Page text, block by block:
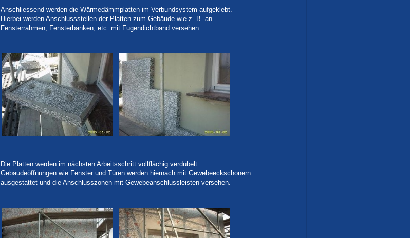
Anschliessend werden die Wärmedämmplatten im Verbundsystem aufgeklebt.
Hierbei werden Anschlussstellen der Platten zum Gebäude wie z. B. an
Fensterrahmen, Fensterbänken, etc. mit Fugendichtband versehen.
Die Platten werden im nächsten Arbeitsschritt vollflächig verdübelt.
Gebäudeöffnungen wie Fenster und Türen werden hiernach mit Gewebeeckschonern
ausgestattet und die Anschlusszonen mit Gewebeanschlussleisten versehen.